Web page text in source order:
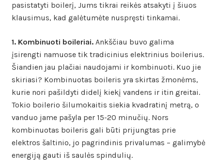
pasistatyti boilerį, Jums tikrai reikės atsakyti į šiuos
klausimus, kad galėtumėte nuspręsti tinkamai.
1. Kombinuoti boileriai. Ankščiau buvo galima
įsirengti namuose tik tradicinius elektrinius boilerius.
Šiandien jau plačiai naudojami ir kombinuoti. Kuo jie
skiriasi? Kombinuotas boileris yra skirtas žmonėms,
kurie nori pašildyti didelį kiekį vandens ir itin greitai.
Tokio boilerio šilumokaitis siekia kvadratinį metrą, o
vanduo jame pašyla per 15-20 minučių. Nors
kombinuotas boileris gali būti prijungtas prie
elektros šaltinio, jo pagrindinis privalumas – galimybė
energiją gauti iš saulės spindulių.